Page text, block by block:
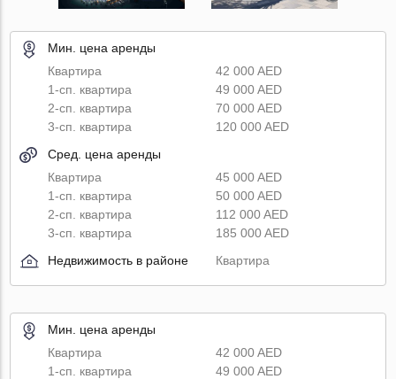
Мин. цена аренды
Квартира
42 000 AED
1-сп. квартира
49 000 AED
2-сп. квартира
70 000 AED
3-сп. квартира
120 000 AED
Сред. цена аренды
Квартира
45 000 AED
1-сп. квартира
50 000 AED
2-сп. квартира
112 000 AED
3-сп. квартира
185 000 AED
Недвижимость в районе
Квартира
Мин. цена аренды
Квартира
42 000 AED
1-сп. квартира
49 000 AED